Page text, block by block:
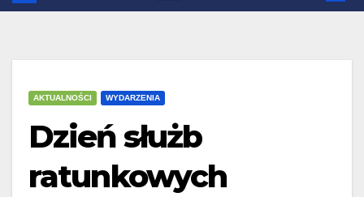
AKTUALNOŚCI WYDARZENIA
Dzień służb
ratunkowych